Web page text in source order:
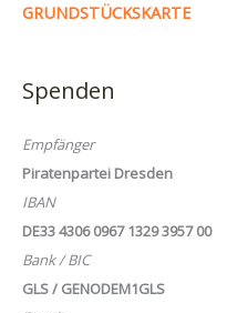
GRUNDSTÜCKSKARTE
Spenden
Empfänger
Piratenpartei Dresden
IBAN
DE33 4306 0967 1329 3957 00
Bank / BIC
GLS / GENODEM1GLS